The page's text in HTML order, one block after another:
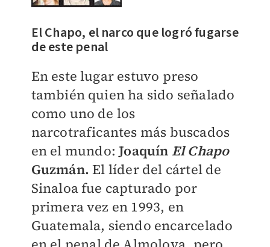
El Chapo, el narco que logró fugarse
de este penal
En este lugar estuvo preso
también quien ha sido señalado
como uno de los
narcotraficantes más buscados
en el mundo:Joaquín El Chapo
Guzmán. El líder del cártel de
Sinaloa fue capturado por
primera vez en 1993, en
Guatemala, siendo encarcelado